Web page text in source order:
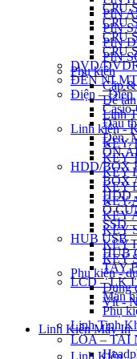
CPU
CPU
CPU
CPU
DVD/
ĐÈN NLMT
Điện – Điện
Đầu
Đèn,
ỔN
HDD/BOX
BOX
HDD
Ổ
SSD
HUB USB
HUB
TAY
LCD – LK
Màn
Phụ
Linh Tinh
LOA – TAI
PIN
PIN
PIN
PIN
Phụ kiện
Cặp
Đế
Linh
Linh kiện -
KEY
KEY
KEY
KEY
KEY
KEY
KEY
KEY
KEY
Phụ kiện -
Dụng
Vít -
Linh Kiện Máy In